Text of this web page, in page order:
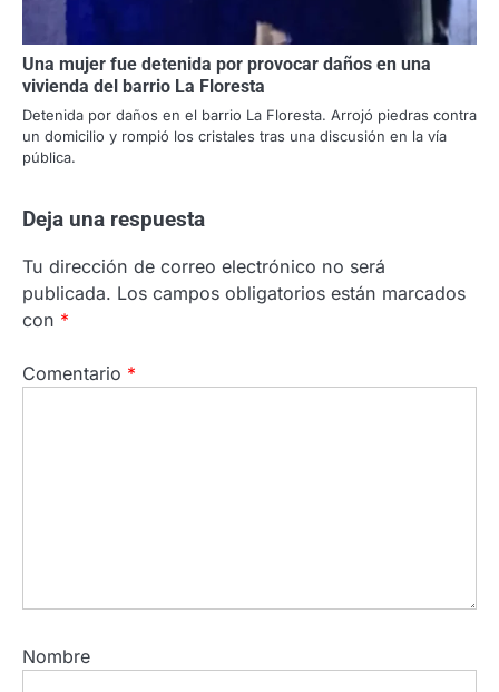
Una mujer fue detenida por provocar daños en una
vivienda del barrio La Floresta
Detenida por daños en el barrio La Floresta. Arrojó piedras contra
un domicilio y rompió los cristales tras una discusión en la vía
pública.
Deja una respuesta
Tu dirección de correo electrónico no será
publicada. Los campos obligatorios están marcados
con *
Comentario *
Nombre